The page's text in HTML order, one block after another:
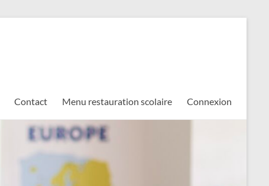
Contact Menu restauration scolaire Connexion